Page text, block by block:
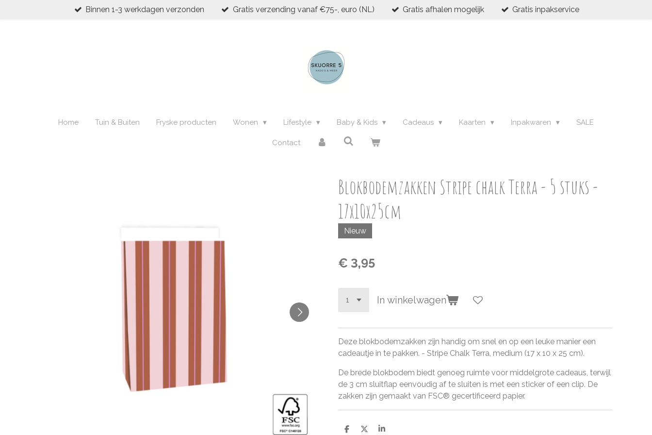
Binnen 1-3 werkdagen verzonden Gratis verzending vanaf €75-, euro (NL) Gratis afhalen mogelijk Gratis inpakservice
Home Tuin & Buiten Fryske producten Wonen Lifestyle Baby & Kids Cadeaus Kaarten Inpakwaren SALE
Contact
Blokbodemzakken Stripe chalk Terra - 5 stuks -
17x10x25cm
Nieuw
€ 3,95
In winkelwagen
Deze blokbodemzakken zijn handig om snel en op een leuke manier een
cadeautje in te pakken. - Stripe Chalk Terra, medium (17 x 10 x 25 cm).
De brede blokbodem biedt genoeg ruimte voor middelgrote cadeaus, terwijl
de 3 cm sluitflap eenvoudig af te sluiten is met een sticker of een clip. De
zakken zijn gemaakt van FSC® gecertificeerd papier.
D D S